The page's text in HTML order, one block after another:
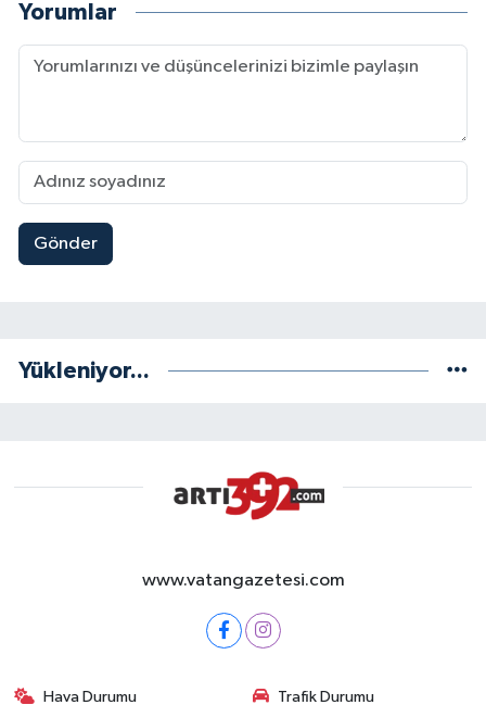
Yorumlar
Gönder
Yükleniyor...
www.vatangazetesi.com
Hava Durumu Trafik Durumu